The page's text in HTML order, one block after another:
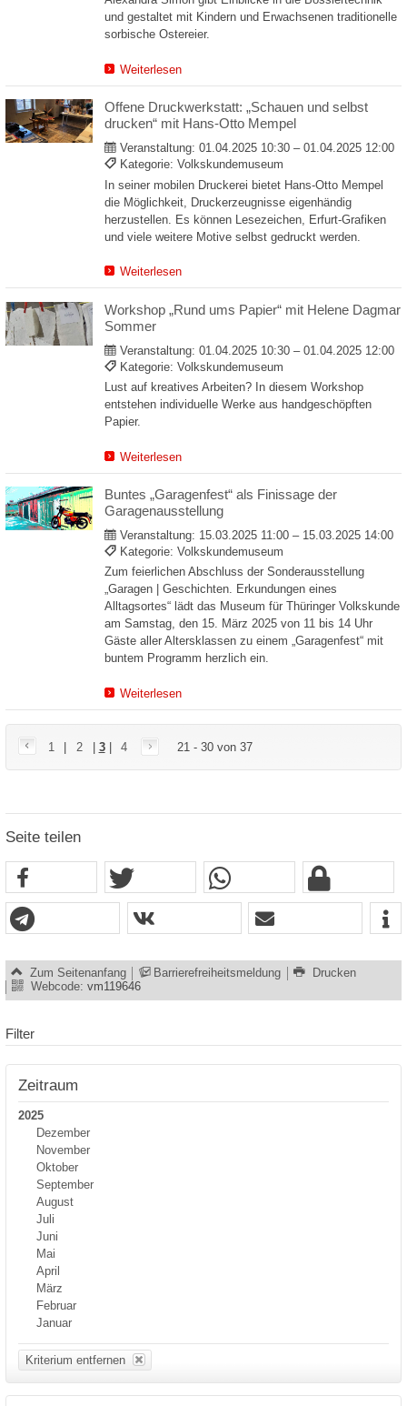
und gestaltet mit Kindern und Erwachsenen traditionelle
sorbische Ostereier.
Weiterlesen
Offene Druckwerkstatt: „Schauen und selbst
drucken“ mit Hans-Otto Mempel
Veranstaltung: 01.04.2025 10:30 – 01.04.2025 12:00
Kategorie: Volkskundemuseum
In seiner mobilen Druckerei bietet Hans-Otto Mempel
die Möglichkeit, Druckerzeugnisse eigenhändig
herzustellen. Es können Lesezeichen, Erfurt-Grafiken
und viele weitere Motive selbst gedruckt werden.
Weiterlesen
Workshop „Rund ums Papier“ mit Helene Dagmar
Sommer
Veranstaltung: 01.04.2025 10:30 – 01.04.2025 12:00
Kategorie: Volkskundemuseum
Lust auf kreatives Arbeiten? In diesem Workshop
entstehen individuelle Werke aus handgeschöpften
Papier.
Weiterlesen
Buntes „Garagenfest“ als Finissage der
Garagenausstellung
Veranstaltung: 15.03.2025 11:00 – 15.03.2025 14:00
Kategorie: Volkskundemuseum
Zum feierlichen Abschluss der Sonderausstellung
„Garagen | Geschichten. Erkundungen eines
Alltagsortes“ lädt das Museum für Thüringer Volkskunde
am Samstag, den 15. März 2025 von 11 bis 14 Uhr
Gäste aller Altersklassen zu einem „Garagenfest“ mit
buntem Programm herzlich ein.
Weiterlesen
1 2 3| 4 21 - 30 von 37
Seite teilen
Zum Seitenanfang Barrierefreiheitsmeldung
Drucken
Webcode: vm119646
Filter
Zeitraum
2025
Dezember
November
Oktober
September
August
Juli
Juni
Mai
April
März
Februar
Januar
Kriterium entfernen